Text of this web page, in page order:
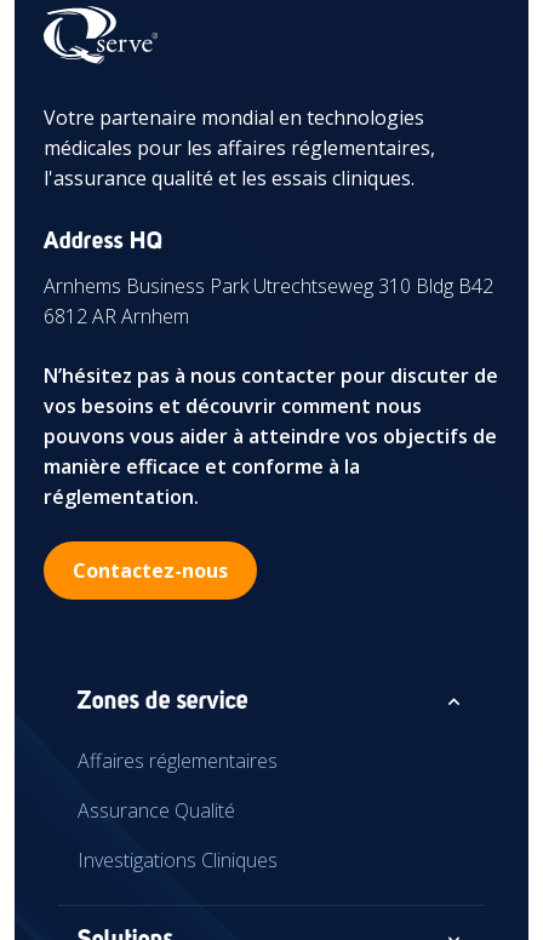
Votre partenaire mondial en technologies
médicales pour les affaires réglementaires,
l'assurance qualité et les essais cliniques.
Address HQ
Arnhems Business Park Utrechtseweg 310 Bldg B42
6812 AR Arnhem
N’hésitez pas à nous contacter pour discuter de
vos besoins et découvrir comment nous
pouvons vous aider à atteindre vos objectifs de
manière efficace et conforme à la
réglementation.
Contactez-nous
Zones de service expand_less
Affaires réglementaires
Assurance Qualité
Investigations Cliniques